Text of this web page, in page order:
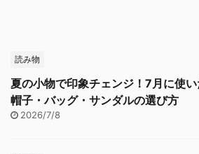
読み物
夏の小物で印象チェンジ！7月に使
帽子・バッグ・サンダルの選び方
2026/7/8